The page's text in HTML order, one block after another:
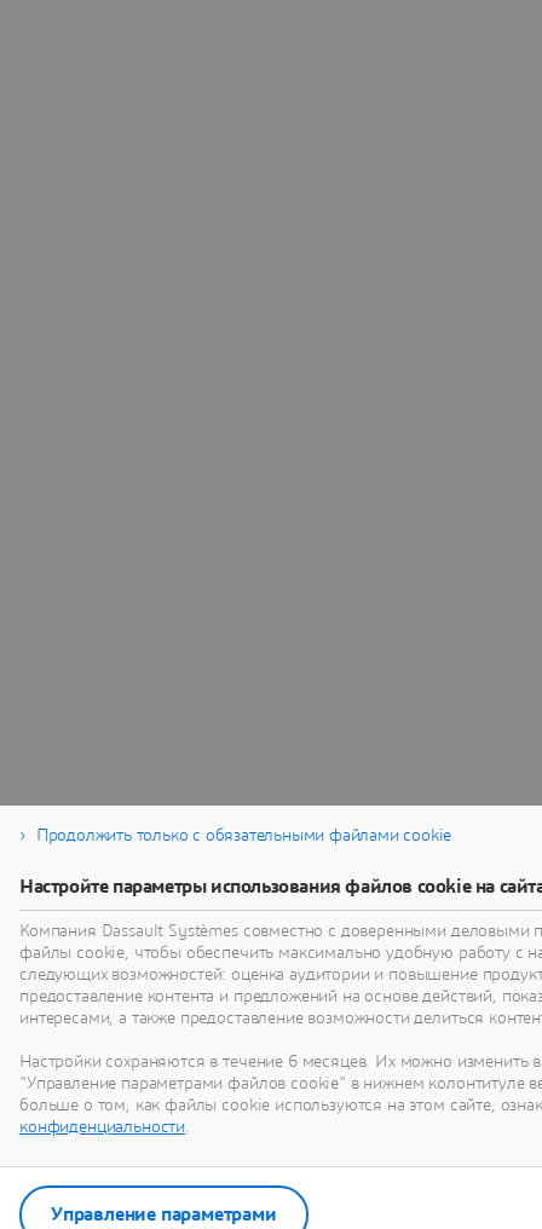
Продолжить только с обязательными файлами cookie
Настройте параметры использования файлов cookie на
Компания Dassault Systèmes совместно с доверенными деловыми
файлы cookie, чтобы обеспечить максимально удобную работу с
следующих возможностей: оценка аудитории и повышение
предоставление контента и предложений на основе действий,
интересами, а также предоставление возможности делиться
Настройки сохраняются в течение 6 месяцев. Их можно изменить
"Управление параметрами файлов cookie" в нижнем колонтитуле
больше о том, как файлы cookie используются на этом сайте,
конфиденциальности.
Управление параметрами